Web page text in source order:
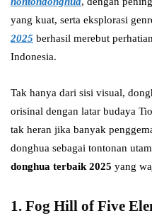
yang kuat, serta eksplorasi
2025 berhasil merebut
Indonesia.
Tak hanya dari sisi visual,
orisinal dengan latar budaya
tak heran jika banyak
donghua sebagai tontonan
donghua terbaik 2025 yang
1. Fog Hill of Five